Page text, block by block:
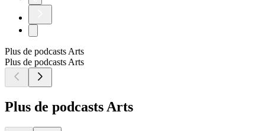
Plus de podcasts Arts
Plus de podcasts Arts
Plus de podcasts Arts